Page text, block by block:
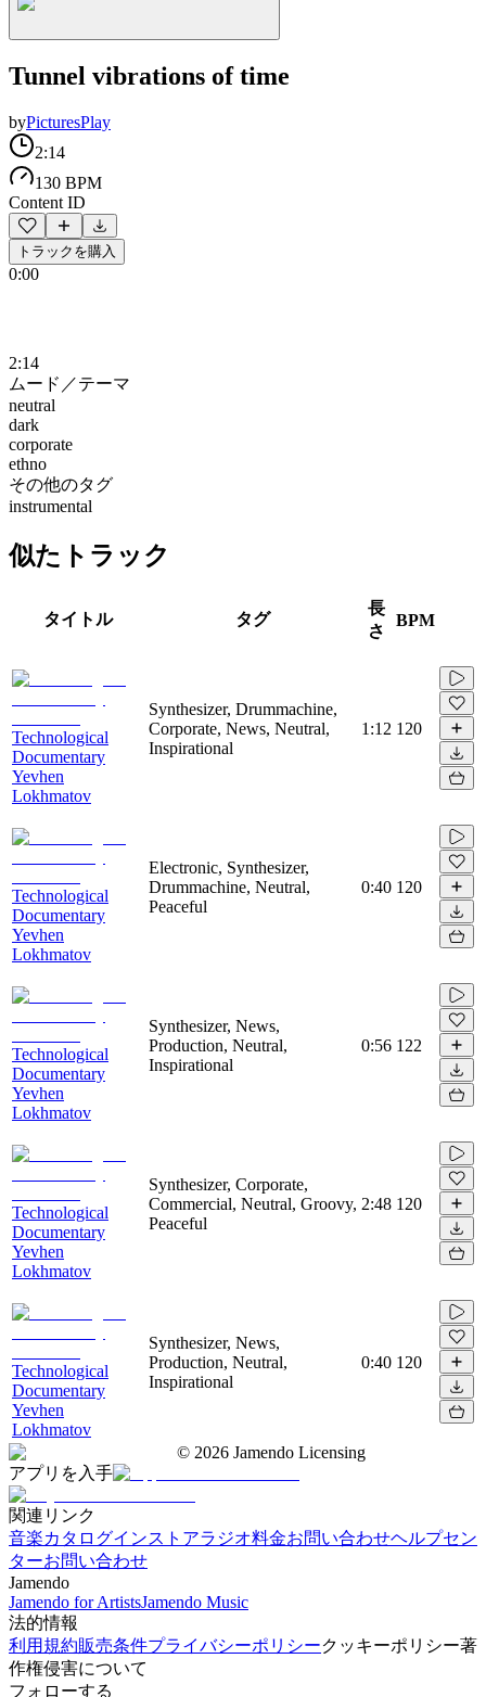
Tunnel vibrations of time
byPicturesPlay
2:14
130 BPM
Content ID
トラックを購入
0:00
2:14
ムード／テーマ
neutral
dark
corporate
ethno
その他のタグ
instrumental
似たトラック
タイトル タグ
長
さ
BPM
Technological
Documentary
Yevhen
Lokhmatov
Synthesizer, Drummachine,
Corporate, News, Neutral,
Inspirational
1:12 120
Technological
Documentary
Yevhen
Lokhmatov
Electronic, Synthesizer,
Drummachine, Neutral,
Peaceful
0:40 120
Technological
Documentary
Yevhen
Lokhmatov
Synthesizer, News,
Production, Neutral,
Inspirational
0:56 122
Technological
Documentary
Yevhen
Lokhmatov
Synthesizer, Corporate,
Commercial, Neutral, Groovy,
Peaceful
2:48 120
Technological
Documentary
Yevhen
Lokhmatov
Synthesizer, News,
Production, Neutral,
Inspirational
0:40 120
© 2026 Jamendo Licensing
アプリを入手
関連リンク
音楽カタログインストアラジオ料金お問い合わせヘルプセン
ターお問い合わせ
Jamendo
Jamendo for ArtistsJamendo Music
法的情報
利用規約販売条件プライバシーポリシークッキーポリシー著
作権侵害について
フォローする